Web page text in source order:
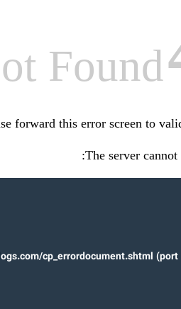
Found
forward this error screen to
The server cannot
cp_errordocument.shtml